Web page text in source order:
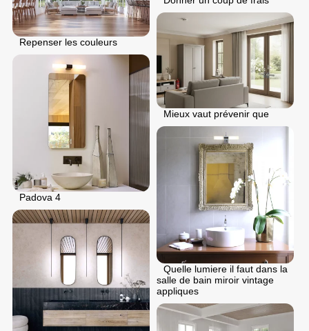
Repenser les couleurs
Mieux vaut prévenir que
Padova 4
Quelle lumiere il faut dans la
salle de bain miroir vintage
appliques